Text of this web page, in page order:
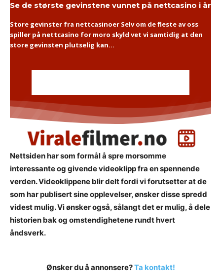
Se de største gevinstene vunnet på nettcasino i år
Store gevinster fra nettcasinoer Selv om de fleste av oss
spiller på nettcasino for moro skyld vet vi samtidig at den
store gevinsten plutselig kan...
Nettsiden har som formål å spre morsomme
interessante og givende videoklipp fra en spennende
verden. Videoklippene blir delt fordi vi forutsetter at de
som har publisert sine opplevelser, ønsker disse spredd
videst mulig. Vi ønsker også, sålangt det er mulig, å dele
historien bak og omstendighetene rundt hvert
åndsverk.
Ønsker du å annonsere?Ta kontakt!